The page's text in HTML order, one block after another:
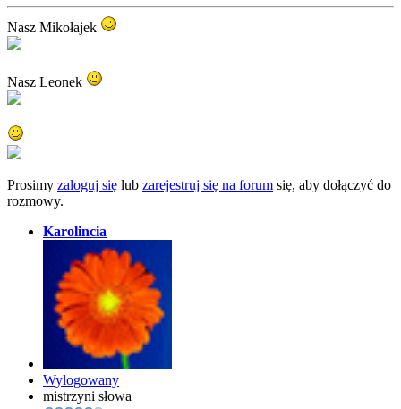
Nasz Mikołajek
Nasz Leonek
Prosimy zaloguj się lub zarejestruj się na forum się, aby dołączyć do
rozmowy.
Karolincia
Wylogowany
mistrzyni słowa